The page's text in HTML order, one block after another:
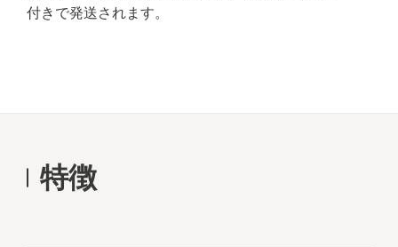
付きで発送されます。
特徴